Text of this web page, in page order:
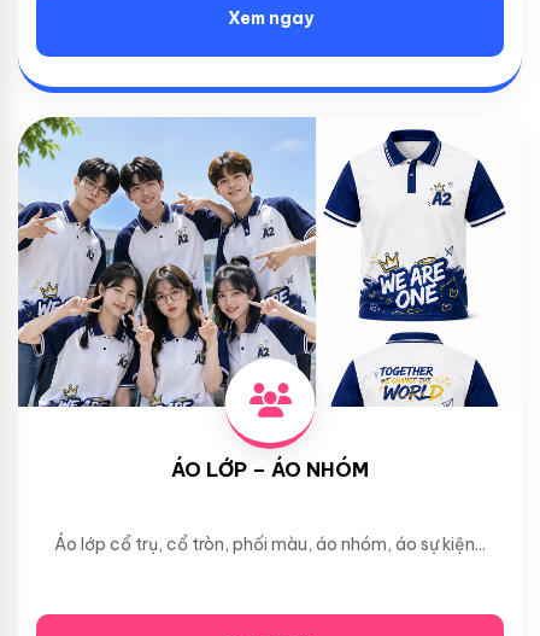
Xem ngay
ÁO LỚP – ÁO NHÓM
Áo lớp cổ trụ, cổ tròn, phối màu, áo nhóm, áo sự kiện...